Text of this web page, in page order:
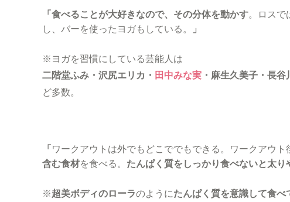
「食べることが大好きなので、その分体を動かす。ロスで
し、バーを使ったヨガもしている。
」
※ヨガを習慣にしている芸能人は
二階堂ふみ・沢尻エリカ・ 田中みな実 ・麻生久美子・長谷
ど多数。
「 ワークアウトは外でもどこででもできる。ワークアウト
含む食材を食べる。 たんぱく質をしっかり食べないと太り
※超美ボディのローラのようにたんぱく質を意識して食べ